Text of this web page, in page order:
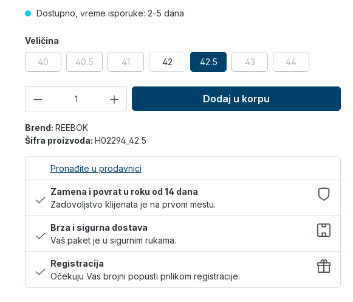
Dostupno, vreme isporuke: 2-5 dana
Veličina
40 40.5 41 42 42.5 43 44
Dodaj u korpu
Brend: REEBOK
Šifra proizvoda: H02294_42.5
Pronađite u prodavnici
Zamena i povrat u roku od 14 dana
Zadovoljstvo klijenata je na prvom mestu.
Brza i sigurna dostava
Vaš paket je u sigurnim rukama.
Registracija
Očekuju Vas brojni popusti prilikom registracije.